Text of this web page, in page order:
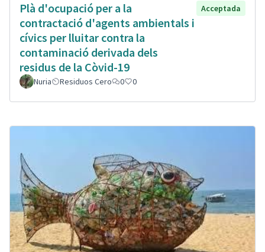
Plà d'ocupació per a la
contractació d'agents ambientals i
cívics per lluitar contra la
contaminació derivada dels
residus de la Còvid-19
Acceptada
Nuria Residuos Cero 0 0